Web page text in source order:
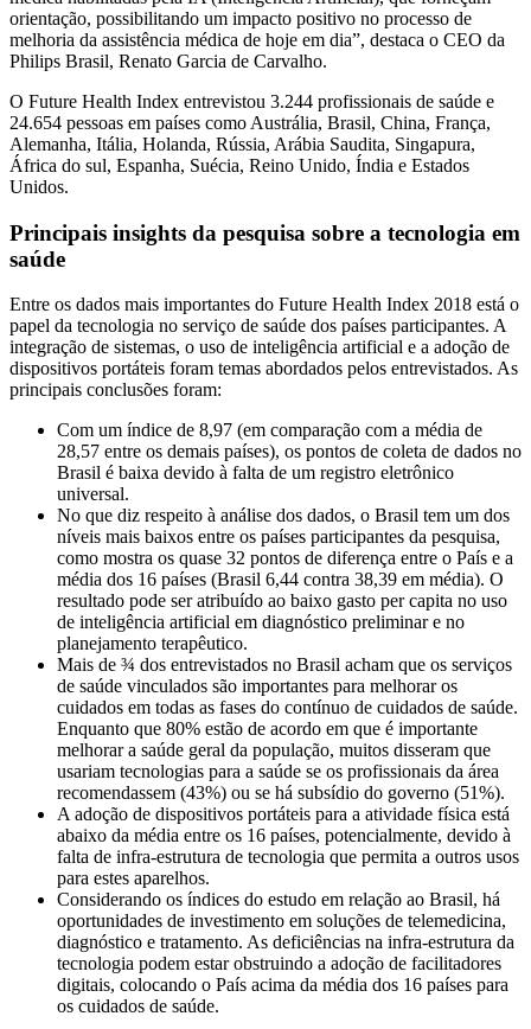
orientação, possibilitando um impacto positivo no processo de
melhoria da assistência médica de hoje em dia”, destaca o CEO da
Philips Brasil, Renato Garcia de Carvalho.
O Future Health Index entrevistou 3.244 profissionais de saúde e
24.654 pessoas em países como Austrália, Brasil, China, França,
Alemanha, Itália, Holanda, Rússia, Arábia Saudita, Singapura,
África do sul, Espanha, Suécia, Reino Unido, Índia e Estados
Unidos.
Principais insights da pesquisa sobre a tecnologia em
saúde
Entre os dados mais importantes do Future Health Index 2018 está o
papel da tecnologia no serviço de saúde dos países participantes. A
integração de sistemas, o uso de inteligência artificial e a adoção de
dispositivos portáteis foram temas abordados pelos entrevistados. As
principais conclusões foram:
Com um índice de 8,97 (em comparação com a média de
28,57 entre os demais países), os pontos de coleta de dados no
Brasil é baixa devido à falta de um registro eletrônico
universal.
No que diz respeito à análise dos dados, o Brasil tem um dos
níveis mais baixos entre os países participantes da pesquisa,
como mostra os quase 32 pontos de diferença entre o País e a
média dos 16 países (Brasil 6,44 contra 38,39 em média). O
resultado pode ser atribuído ao baixo gasto per capita no uso
de inteligência artificial em diagnóstico preliminar e no
planejamento terapêutico.
Mais de ¾ dos entrevistados no Brasil acham que os serviços
de saúde vinculados são importantes para melhorar os
cuidados em todas as fases do contínuo de cuidados de saúde.
Enquanto que 80% estão de acordo em que é importante
melhorar a saúde geral da população, muitos disseram que
usariam tecnologias para a saúde se os profissionais da área
recomendassem (43%) ou se há subsídio do governo (51%).
A adoção de dispositivos portáteis para a atividade física está
abaixo da média entre os 16 países, potencialmente, devido à
falta de infra-estrutura de tecnologia que permita a outros usos
para estes aparelhos.
Considerando os índices do estudo em relação ao Brasil, há
oportunidades de investimento em soluções de telemedicina,
diagnóstico e tratamento. As deficiências na infra-estrutura da
tecnologia podem estar obstruindo a adoção de facilitadores
digitais, colocando o País acima da média dos 16 países para
os cuidados de saúde.